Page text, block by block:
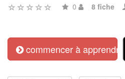
0 8 fiche
commencer à apprendre